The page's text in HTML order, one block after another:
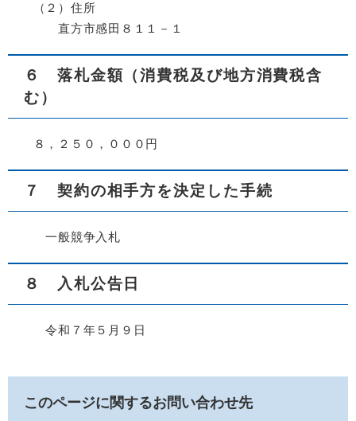
（２）住所
直方市感田８１１－１
６ 落札金額（消費税及び地方消費税含
む）
８，２５０，０００円
７ 契約の相手方を決定した手続
一般競争入札
８ 入札公告日
令和７年５月９日
このページに関するお問い合わせ先